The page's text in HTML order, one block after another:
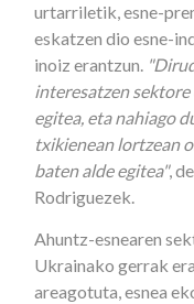
urtarriletik, esne-
eskatzen dio esne-
inoiz erantzun.
interesatzen
egitea, eta nahiago
txikienean lortzean
baten alde egitea",
Rodriguezek.
Ahuntz-esnearen
Ukrainako gerrak
areagotuta, esnea